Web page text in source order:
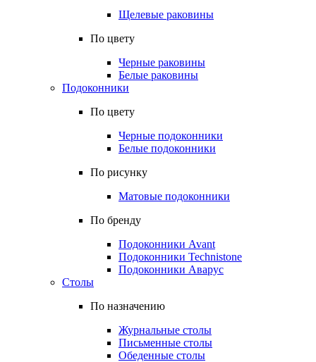
Щелевые раковины
По цвету
Черные раковины
Белые раковины
Подоконники
По цвету
Черные подоконники
Белые подоконники
По рисунку
Матовые подоконники
По бренду
Подоконники Avant
Подоконники Technistone
Подоконники Аварус
Столы
По назначению
Журнальные столы
Письменные столы
Обеденные столы